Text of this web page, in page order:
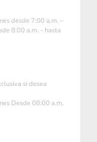
desde 7:00 a.m. –
8:00 a.m. - hasta
si desea
Desde 08:00 a.m.